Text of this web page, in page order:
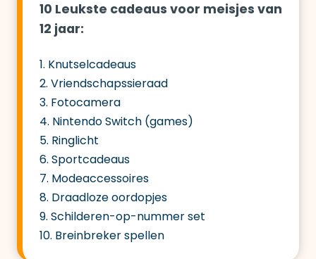
10 Leukste cadeaus voor meisjes van
12 jaar:
1. Knutselcadeaus
2. Vriendschapssieraad
3. Fotocamera
4. Nintendo Switch (games)
5. Ringlicht
6. Sportcadeaus
7. Modeaccessoires
8. Draadloze oordopjes
9. Schilderen-op-nummer set
10. Breinbreker spellen